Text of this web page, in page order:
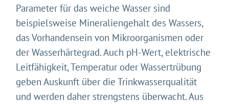
Parameter für das weiche Wasser sind
beispielsweise Mineraliengehalt des Wassers,
das Vorhandensein von Mikroorganismen oder
der Wasserhärtegrad. Auch pH-Wert, elektrische
Leitfähigkeit, Temperatur oder Wassertrübung
geben Auskunft über die Trinkwasserqualität
und werden daher strengstens überwacht. Aus
Gleich geht's los!
Mit Ihrer Zustimmung möchten wir moderne Web-
Technologien auf unserer Website nutzen. Einige sind
essenziell, Youtube und Matomo helfen uns diese
Website und Ihr Erlebnis zu verbessern.
Impressum
Datenschutz